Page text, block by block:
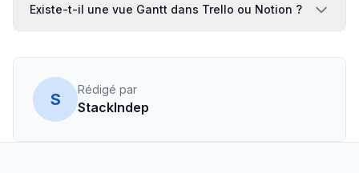
Existe-t-il une vue Gantt dans Trello ou Notion ?
S
Rédigé par
StackIndep